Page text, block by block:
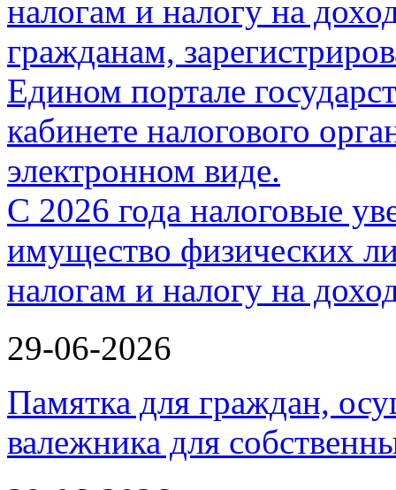
С 2026 года налоговые
имущество физических
налогам и налогу на
29-06-2026
Памятка для граждан,
валежника для